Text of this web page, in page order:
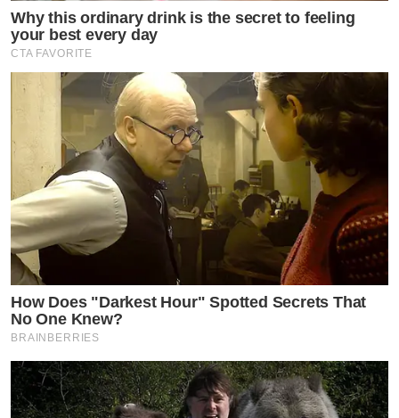
Why this ordinary drink is the secret to feeling
your best every day
CTA FAVORITE
How Does "Darkest Hour" Spotted Secrets That
No One Knew?
BRAINBERRIES